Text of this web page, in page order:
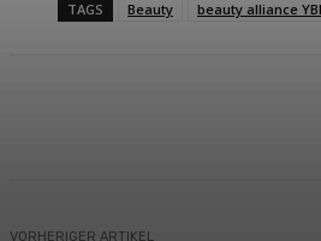
TAGS Beauty beauty alliance
VORHERIGER ARTIKEL